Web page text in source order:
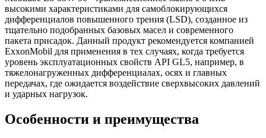
высокими характеристиками для самоблокирующихся
дифференциалов повышенного трения (LSD), созданное из
тщательно подобранных базовых масел и современного
пакета присадок. Данный продукт рекомендуется компанией
ExxonMobil для применения в тех случаях, когда требуется
уровень эксплуатационных свойств API GL5, например, в
тяжелонагруженных дифференциалах, осях и главных
передачах, где ожидается воздействие сверхвысоких давлений
и ударных нагрузок.
Особенности и преимущества